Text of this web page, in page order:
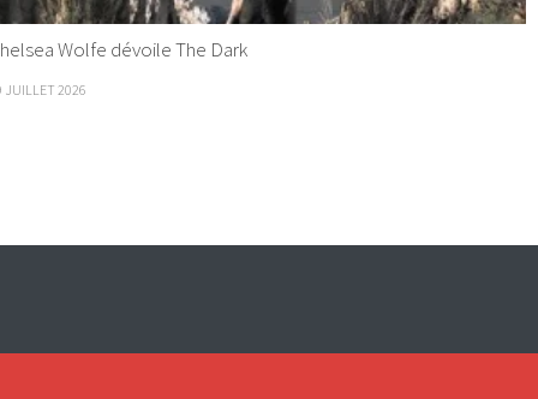
Wolfe dévoile The Dark
JUILLET 2026